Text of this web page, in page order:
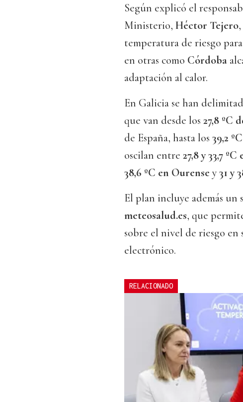
Según explicó el
Ministerio, Héctor Tejero
temperatura de riesgo
en otras como Córdoba
adaptación al calor.
En Galicia se han
que van desde los 27,8 ºC
de España, hasta los 39,2
oscilan entre 27,8 y 33,7
38,6 ºC en Ourense y31 y
El plan incluye además un
meteosalud.es, que
sobre el nivel de riesgo en
electrónico.
RELACIONADO